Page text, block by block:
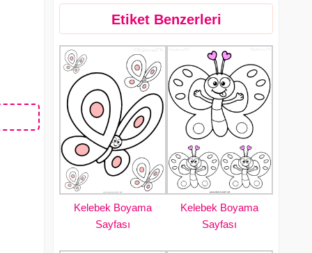
Etiket Benzerleri
Kelebek Boyama
Sayfası
Kelebek Boyama
Sayfası